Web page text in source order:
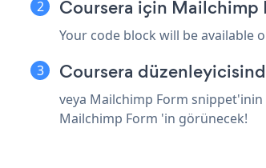
Coursera için Mailchimp
Your code block will be available
Coursera
veya Mailchimp Form snippet'inin
Mailchimp Form 'in görünecek!